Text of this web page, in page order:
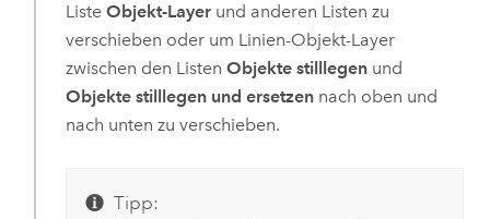
Liste Objekt-Layerund anderen Listen zu
verschieben oder um Linien-Objekt-Layer
zwischen den Listen Objekte stilllegenund
Objekte stilllegen und ersetzennach oben und
nach unten zu verschieben.
Tipp: